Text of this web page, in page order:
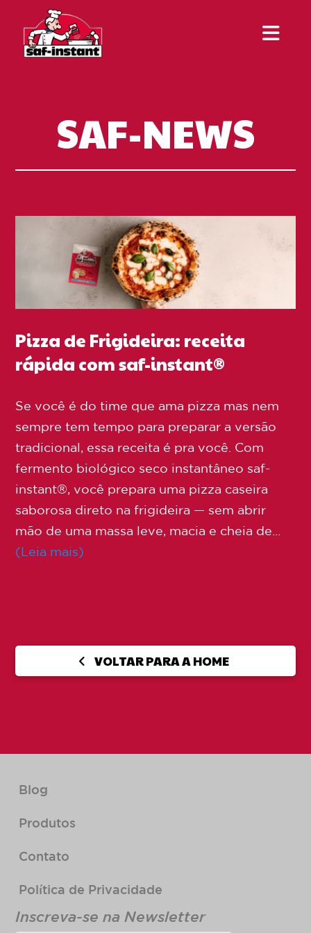
SAF-NEWS
Pizza de Frigideira: receita
rápida com saf-instant®
Se você é do time que ama pizza mas nem
sempre tem tempo para preparar a versão
tradicional, essa receita é pra você. Com
fermento biológico seco instantâneo saf-
instant®, você prepara uma pizza caseira
saborosa direto na frigideira — sem abrir
mão de uma massa leve, macia e cheia de...
(Leia mais)
VOLTAR PARA A HOME
Blog
Produtos
Contato
Política de Privacidade
Inscreva-se na Newsletter